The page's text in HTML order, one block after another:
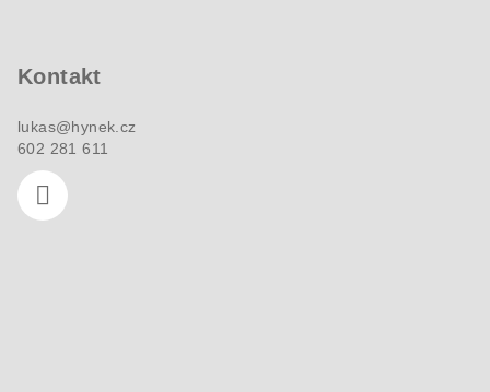
Kontakt
lukas@hynek.cz
602 281 611